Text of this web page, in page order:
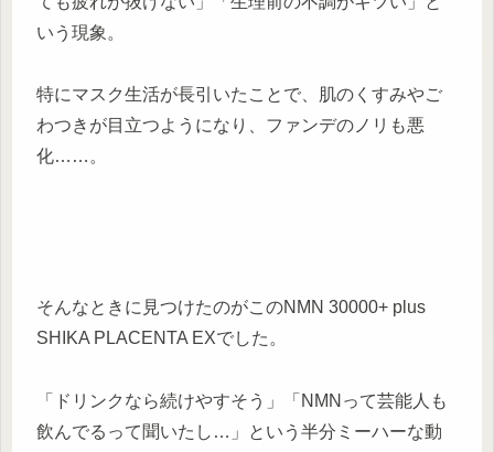
いう現象。
特にマスク生活が長引いたことで、肌のくすみやご
わつきが目立つようになり、ファンデのノリも悪
化……。
そんなときに見つけたのがこのNMN 30000+ plus
SHIKA PLACENTA EXでした。
「ドリンクなら続けやすそう」「NMNって芸能人も
飲んでるって聞いたし…」という半分ミーハーな動